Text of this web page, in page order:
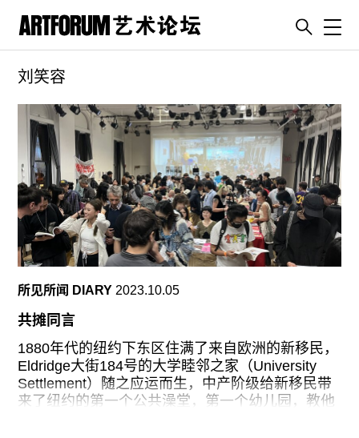
artguide
新闻
展评
杂志
专栏
视频
ENGLISH
订阅
往期内容
刘笑容
所见所闻 DIARY 2023.10.05
共摊同言
1880年代的纽约下东区住满了来自欧洲的新移民，
Eldridge大街184号的大学睦邻之家（University
Settlement）随之应运而生，中产阶级给新移民带
来了纽约的第一个公共澡堂，第一个幼儿园，教他